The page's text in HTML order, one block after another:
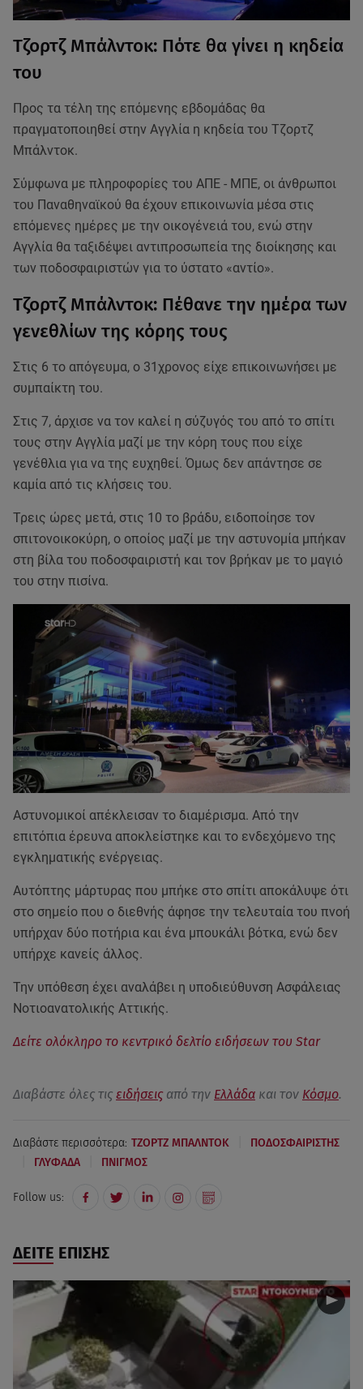
Τζορτζ Μπάλντοκ: Πότε θα γίνει η κηδεία
του
Προς τα τέλη της επόμενης εβδομάδας θα
πραγματοποιηθεί στην Αγγλία η κηδεία του Τζορτζ
Μπάλντοκ.
Σύμφωνα με πληροφορίες του ΑΠΕ - ΜΠΕ, οι άνθρωποι
του Παναθηναϊκού θα έχουν επικοινωνία μέσα στις
επόμενες ημέρες με την οικογένειά του, ενώ στην
Αγγλία θα ταξιδέψει αντιπροσωπεία της διοίκησης και
των ποδοσφαιριστών για το ύστατο «αντίο».
Τζορτζ Μπάλντοκ: Πέθανε την ημέρα των
γενεθλίων της κόρης τους
Στις 6 το απόγευμα, ο 31χρονος είχε επικοινωνήσει με
συμπαίκτη του.
Στις 7, άρχισε να τον καλεί η σύζυγός του από το σπίτι
τους στην Αγγλία μαζί με την κόρη τους που είχε
γενέθλια για να της ευχηθεί. Όμως δεν απάντησε σε
καμία από τις κλήσεις του.
Τρεις ώρες μετά, στις 10 το βράδυ, ειδοποίησε τον
σπιτονοικοκύρη, ο οποίος μαζί με την αστυνομία μπήκαν
στη βίλα του ποδοσφαιριστή και τον βρήκαν με το μαγιό
του στην πισίνα.
Αστυνομικοί απέκλεισαν το διαμέρισμα. Από την
επιτόπια έρευνα αποκλείστηκε και το ενδεχόμενο της
εγκληματικής ενέργειας.
Αυτόπτης μάρτυρας που μπήκε στο σπίτι αποκάλυψε ότι
στο σημείο που ο διεθνής άφησε την τελευταία του πνοή
υπήρχαν δύο ποτήρια και ένα μπουκάλι βότκα, ενώ δεν
υπήρχε κανείς άλλος.
Την υπόθεση έχει αναλάβει η υποδιεύθυνση Ασφάλειας
Νοτιοανατολικής Αττικής.
Δείτε ολόκληρο το κεντρικό δελτίο ειδήσεων του Star
Διαβάστε όλες τις ειδήσεις από την Ελλάδα και τον Κόσμο.
Διαβάστε περισσότερα: ΤΖΟΡΤΖ ΜΠΑΛΝΤΟΚ ΠΟΔΟΣΦΑΙΡΙΣΤΗΣ
ΓΛΥΦΑΔΑ ΠΝΙΓΜΟΣ
Follow us:
ΔΕΙΤΕ ΕΠΙΣΗΣ